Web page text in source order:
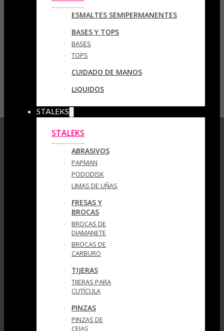
ESMALTES SEMIPERMANENTES
BASES Y TOPS
BASES
TOPS
CUIDADO DE MANOS
LIQUIDOS
STALEKS
STALEKS
ABRASIVOS
PAPMAN
PODODISK
LIMAS DE UÑAS
FRESAS Y
BROCAS
BROCAS DE
DIAMANETE
BROCAS DE
CARBURO
TIJERAS
TIJERAS PARA
CUTÍCULA
PINZAS
PINZAS DE
CEJAS